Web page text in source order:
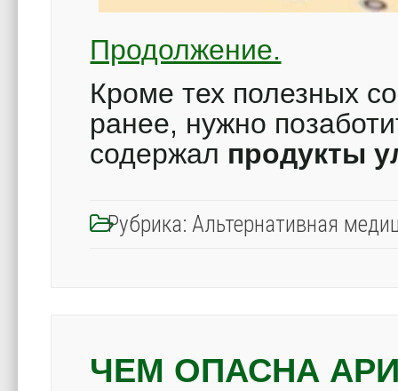
Продолжение.
Кроме тех полезных
ранее, нужно
содержал продукты
Рубрика: Альтернативная
ЧЕМ ОПАСНА